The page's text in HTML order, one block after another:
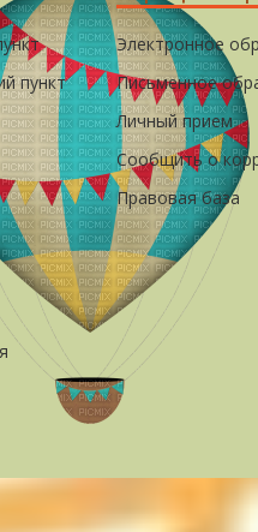
пункт
Электронное
Письменное
Личный прием
Сообщить о
Правовая база